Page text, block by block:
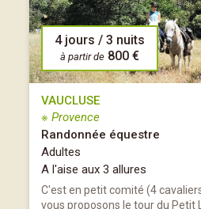
4 jours / 3 nuits
à partir de 800 €
VAUCLUSE
※ Provence
Randonnée équestre
Adultes
A l'aise aux 3 allures
C'est en petit comité (4
vous proposons le tour du Petit